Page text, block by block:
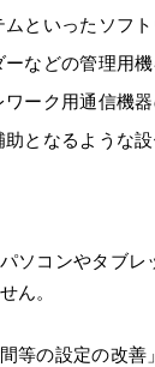
ムといったソフ
ーなどの管理用
ワーク用通信機
助となるような
ソコンやタブレ
ん。
等の設定の改善